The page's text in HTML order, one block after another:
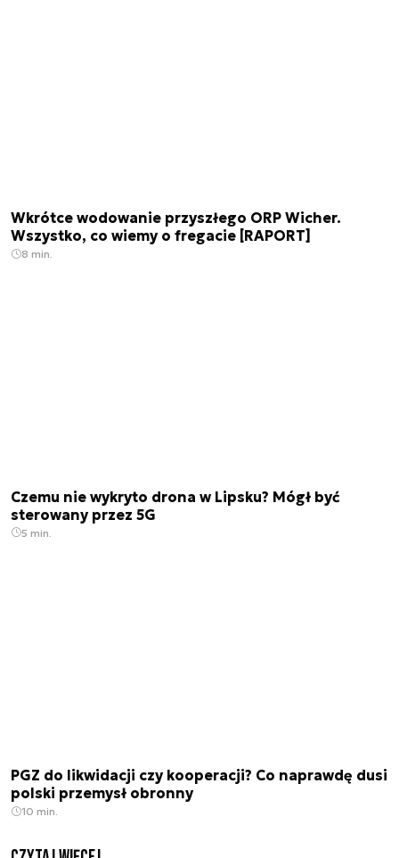
Wkrótce wodowanie przyszłego ORP Wicher.
Wszystko, co wiemy o fregacie [RAPORT]
8 min.
Czemu nie wykryto drona w Lipsku? Mógł być
sterowany przez 5G
5 min.
PGZ do likwidacji czy kooperacji? Co naprawdę dusi
polski przemysł obronny
10 min.